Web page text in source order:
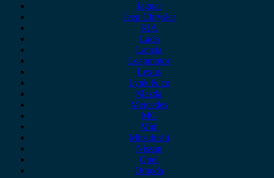
Jaguar
Jeep Chrysler
KIA
Lada
Lancia
Leapmotor
Lexus
Lynk & co
Mazda
Mercedes
MG
Mini
Mitsubishi
Nissan
Opel
Omoda